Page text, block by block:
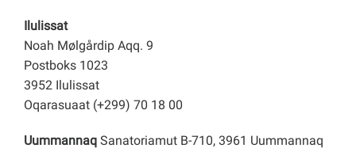
Ilulissat
Noah Mølgårdip Aqq. 9
Postboks 1023
3952 Ilulissat
Oqarasuaat (+299) 70 18 00
Uummannaq Sanatoriamut B-710, 3961 Uummannaq